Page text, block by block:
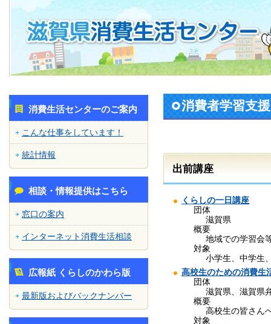
消費生活センターのご案内
こんな仕事をしています！
統計情報
相談・情報提供はこちら
窓口の案内
インターネット消費生活相談
広報紙 くらしのかわら版
最新版およびバックナンバー
消費者学習支援
出前講座
くらしの一日講座
団体
滋賀県
概要
地域での学習会
対象
小学生、中学生
高校生のための消費生
団体
滋賀県、滋賀県
概要
高校生の皆さん
対象